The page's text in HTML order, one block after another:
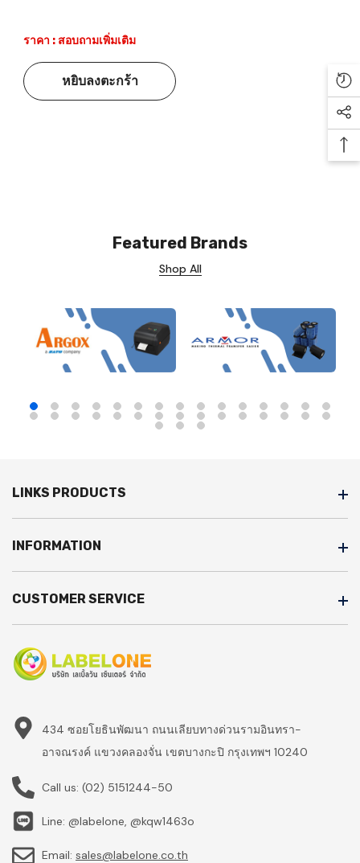
ราคา : สอบถามเพิ่มเติม
หยิบลงตะกร้า
Featured Brands
Shop All
LINKS PRODUCTS
INFORMATION
CUSTOMER SERVICE
434 ซอยโยธินพัฒนา ถนนเลียบทางด่วนรามอินทรา-
อาจณรงค์ แขวงคลองจั่น เขตบางกะปิ กรุงเทพฯ 10240
Call us: (02) 5151244-50
Line: @labelone, @kqw1463o
Email: sales@labelone.co.th